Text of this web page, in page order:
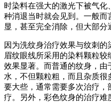
时染料在强大的激光下被气
种消退当时就会见到。一般而
显，甚至完全消除，但大部分
因为洗纹身治疗效果与纹刺
眉纹眼线所采用的染料颗粒
效果显著。而普通的纹身，
水，不但颗粒粗，而且杂质
要大些，通常需要多次治疗
疗。另外，彩色纹身的治疗